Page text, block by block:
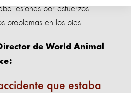
lesiones por esfuerzos
problemas en los pies.
de World Animal
que estaba